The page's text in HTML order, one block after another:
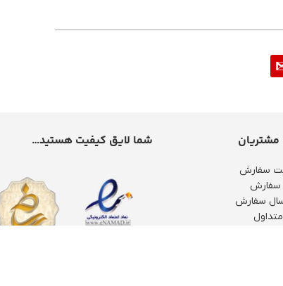
سفارش
سفارش
سفارش
شما لایق کیفیت هستید…